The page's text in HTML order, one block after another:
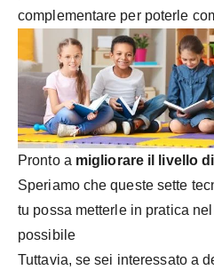
complementare per poterle
Pronto a migliorare il livello
Speriamo che queste sette
tu possa metterle in pratica
possibile
Tuttavia, se sei interessato a